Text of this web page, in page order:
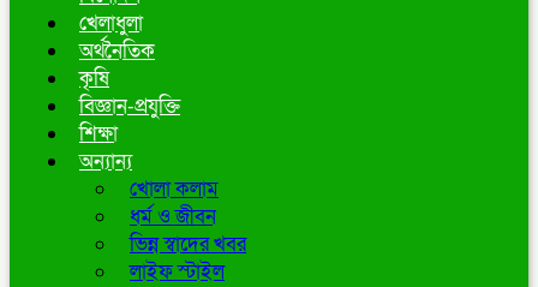
খেলাধুলা
অর্থনৈতিক
কৃষি
বিজ্ঞান-প্রযুক্তি
শিক্ষা
অন্যান্য
খোলা কলাম
ধর্ম ও জীবন
ভিন্ন স্বাদের খবর
লাইফ স্টাইল